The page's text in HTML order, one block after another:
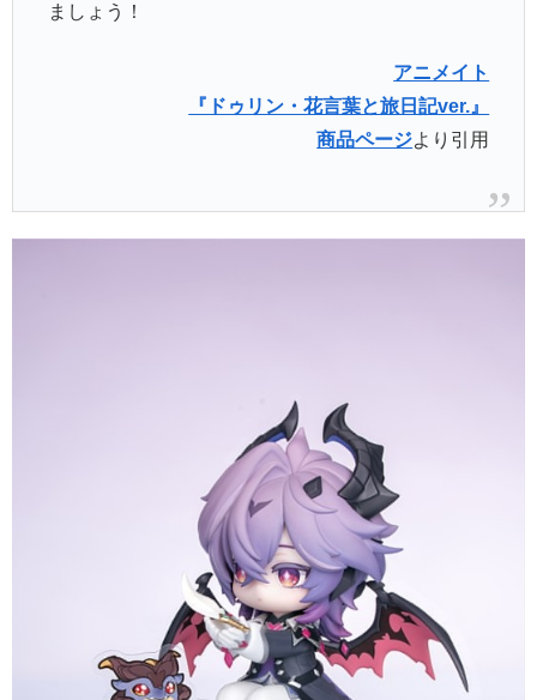
ましょう！
アニメイト
『ドゥリン・花言葉と旅日記ver.』
商品ページより引用